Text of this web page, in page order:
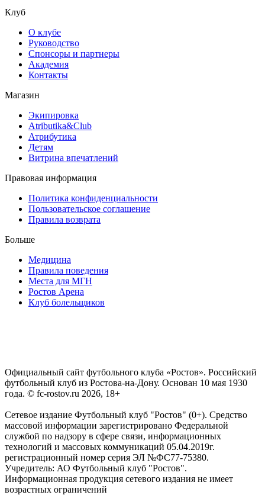
Клуб
О клубе
Руководство
Спонсоры и партнеры
Академия
Контакты
Магазин
Экипировка
Atributika&Club
Атрибутика
Детям
Витрина впечатлений
Правовая информация
Политика конфиденциальности
Пользовательское соглашение
Правила возврата
Больше
Медицина
Правила поведения
Места для МГН
Ростов Арена
Клуб болельщиков
Официальный сайт футбольного клуба «Ростов». Российский
футбольный клуб из Ростова-на-Дону. Основан 10 мая 1930
года. © fc-rostov.ru 2026, 18+
Сетевое издание Футбольный клуб "Ростов" (0+). Средство
массовой информации зарегистрировано Федеральной
службой по надзору в сфере связи, информационных
технологий и массовых коммуникаций 05.04.2019г.
регистрационный номер серия ЭЛ №ФС77-75380.
Учредитель: АО Футбольный клуб "Ростов".
Информационная продукция сетевого издания не имеет
возрастных ограничений